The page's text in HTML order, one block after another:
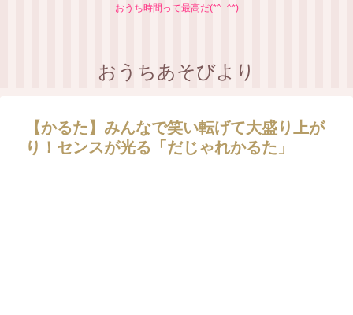
おうち時間って最高だ(*^_^*)
おうちあそびより
【かるた】みんなで笑い転げて大盛り上が
り！センスが光る「だじゃれかるた」